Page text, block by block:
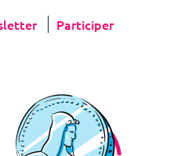
Participer